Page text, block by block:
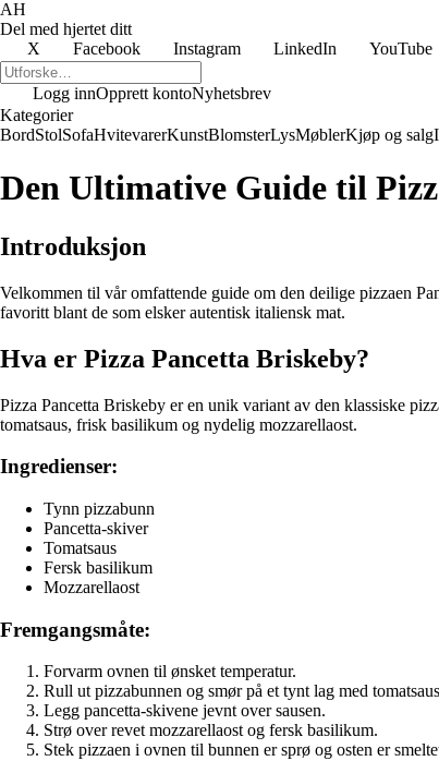
AH
Del med hjertet ditt
X
Facebook Instagram LinkedIn YouTube
Logg innOpprett kontoNyhetsbrev
Kategorier
BordStolSofaHvitevarerKunstBlomsterLysMøblerKjøp og salg
Den Ultimative Guide til
Introduksjon
Velkommen til vår omfattende guide om den deilige pizzaen
favoritt blant de som elsker autentisk italiensk mat.
Hva er Pizza Pancetta Briskeby?
Pizza Pancetta Briskeby er en unik variant av den klassiske
tomatsaus, frisk basilikum og nydelig mozzarellaost.
Ingredienser:
Tynn pizzabunn
Pancetta-skiver
Tomatsaus
Fersk basilikum
Mozzarellaost
Fremgangsmåte:
Forvarm ovnen til ønsket temperatur.
Rull ut pizzabunnen og smør på et tynt lag med
Legg pancetta-skivene jevnt over sausen.
Strø over revet mozzarellaost og fersk basilikum.
Stek pizzaen i ovnen til bunnen er sprø og osten er